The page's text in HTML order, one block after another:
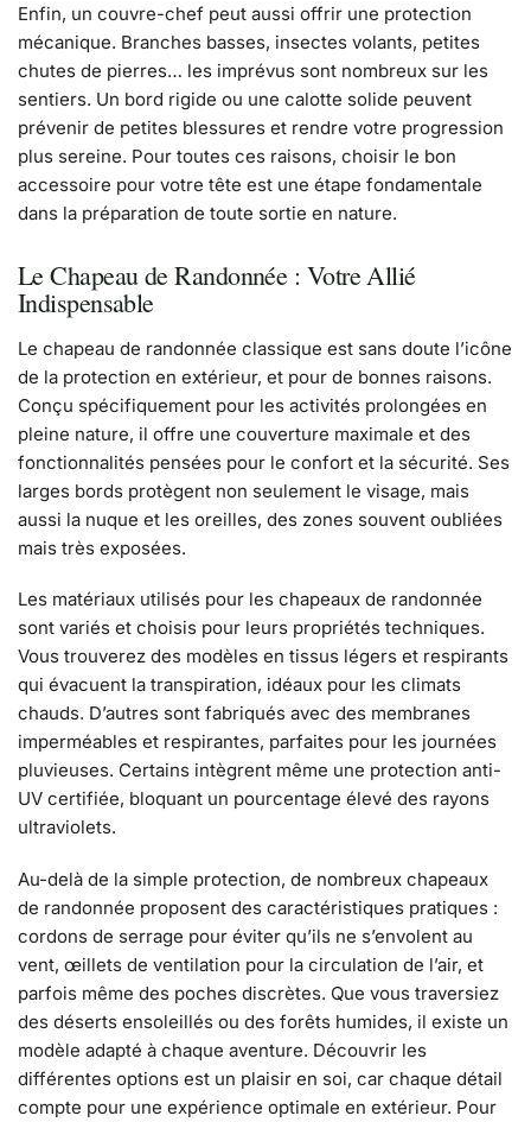
Enfin, un couvre-chef peut aussi offrir une protection
mécanique. Branches basses, insectes volants, petites
chutes de pierres… les imprévus sont nombreux sur les
sentiers. Un bord rigide ou une calotte solide peuvent
prévenir de petites blessures et rendre votre progression
plus sereine. Pour toutes ces raisons, choisir le bon
accessoire pour votre tête est une étape fondamentale
dans la préparation de toute sortie en nature.
Le Chapeau de Randonnée : Votre Allié
Indispensable
Le chapeau de randonnée classique est sans doute l’icône
de la protection en extérieur, et pour de bonnes raisons.
Conçu spécifiquement pour les activités prolongées en
pleine nature, il offre une couverture maximale et des
fonctionnalités pensées pour le confort et la sécurité. Ses
larges bords protègent non seulement le visage, mais
aussi la nuque et les oreilles, des zones souvent oubliées
mais très exposées.
Les matériaux utilisés pour les chapeaux de randonnée
sont variés et choisis pour leurs propriétés techniques.
Vous trouverez des modèles en tissus légers et respirants
qui évacuent la transpiration, idéaux pour les climats
chauds. D’autres sont fabriqués avec des membranes
imperméables et respirantes, parfaites pour les journées
pluvieuses. Certains intègrent même une protection anti-
UV certifiée, bloquant un pourcentage élevé des rayons
ultraviolets.
Au-delà de la simple protection, de nombreux chapeaux
de randonnée proposent des caractéristiques pratiques :
cordons de serrage pour éviter qu’ils ne s’envolent au
vent, œillets de ventilation pour la circulation de l’air, et
parfois même des poches discrètes. Que vous traversiez
des déserts ensoleillés ou des forêts humides, il existe un
modèle adapté à chaque aventure. Découvrir les
différentes options est un plaisir en soi, car chaque détail
compte pour une expérience optimale en extérieur. Pour